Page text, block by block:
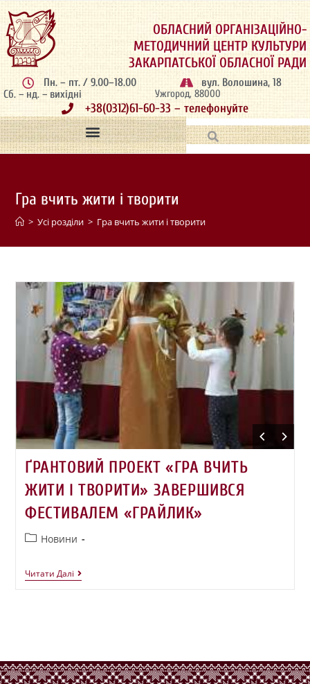
ОБЛАСНИЙ ОРГАНІЗАЦІЙНО-
МЕТОДИЧНИЙ ЦЕНТР КУЛЬТУРИ
ЗАКАРПАТСЬКОЇ ОБЛАСНОЇ РАДИ
Пн. – пт. / 9.00–18.00
Сб. – нд. – вихідні
вул. Волошина, 18
Ужгород, 88000
+38(0312)61-60-33 – телефонуйте
Гра вчить жити і творити
> Усі розділи > Гра вчить жити і творити
ҐРАНТОВИЙ ПРОЕКТ «ГРА ВЧИТЬ
ЖИТИ І ТВОРИТИ» ЗАВЕРШИВСЯ
ФЕСТИВАЛЕМ «ГРАЙЛИК»
Новини
Читати Далі